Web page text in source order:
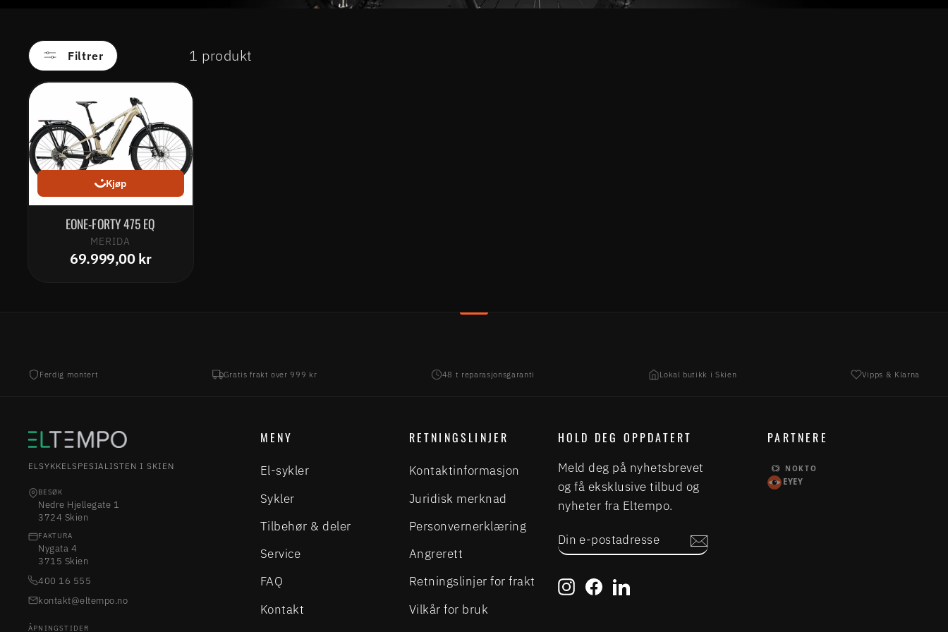
Filtrer 1 produkt
Kjøp
EONE-FORTY 475 EQ
MERIDA
69.999,00 kr
Ferdig montert Gratis frakt over 999 kr 48 t reparasjonsgaranti Lokal butikk i Skien Vipps & Klarna
ELSYKKELSPESIALISTEN I SKIEN
BESØK
Nedre Hjellegate 1
3724 Skien
FAKTURA
Nygata 4
3715 Skien
400 16 555
kontakt@eltempo.no
ÅPNINGSTIDER
MENY
El-sykler
Sykler
Tilbehør & deler
Service
FAQ
Kontakt
RETNINGSLINJER
Kontaktinformasjon
Juridisk merknad
Personvernerklæring
Angrerett
Retningslinjer for frakt
Vilkår for bruk
HOLD DEG OPPDATERT
Meld deg på nyhetsbrevet
og få eksklusive tilbud og
nyheter fra Eltempo.
DIN
E-
ABONNER
Instagram
FacebookLinkedIn
PARTNERE
NOKTO
EYEY